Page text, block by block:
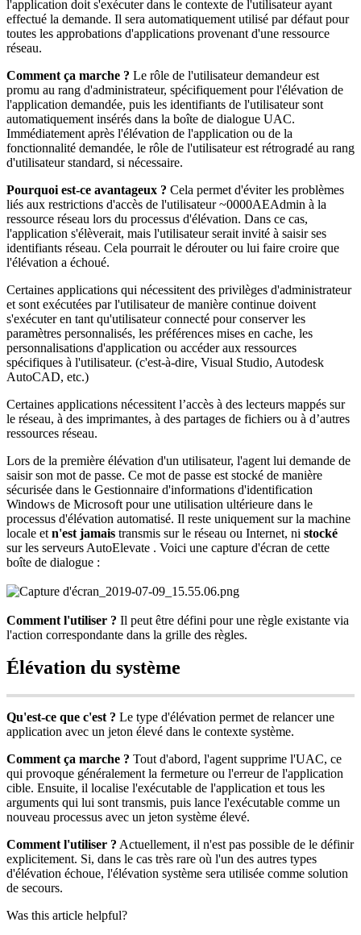
l'application doit s'exécuter dans le contexte de l'utilisateur ayant
effectué la demande. Il sera automatiquement utilisé par défaut pour
toutes les approbations d'applications provenant d'une ressource
réseau.
Comment ça marche ? Le rôle de l'utilisateur demandeur est
promu au rang d'administrateur, spécifiquement pour l'élévation de
l'application demandée, puis les identifiants de l'utilisateur sont
automatiquement insérés dans la boîte de dialogue UAC.
Immédiatement après l'élévation de l'application ou de la
fonctionnalité demandée, le rôle de l'utilisateur est rétrogradé au rang
d'utilisateur standard, si nécessaire.
Pourquoi est-ce avantageux ? Cela permet d'éviter les problèmes
liés aux restrictions d'accès de l'utilisateur ~0000AEAdmin à la
ressource réseau lors du processus d'élévation. Dans ce cas,
l'application s'élèverait, mais l'utilisateur serait invité à saisir ses
identifiants réseau. Cela pourrait le dérouter ou lui faire croire que
l'élévation a échoué.
Certaines applications qui nécessitent des privilèges d'administrateur
et sont exécutées par l'utilisateur de manière continue doivent
s'exécuter en tant qu'utilisateur connecté pour conserver les
paramètres personnalisés, les préférences mises en cache, les
personnalisations d'application ou accéder aux ressources
spécifiques à l'utilisateur. (c'est-à-dire, Visual Studio, Autodesk
AutoCAD, etc.)
Certaines applications nécessitent l’accès à des lecteurs mappés sur
le réseau, à des imprimantes, à des partages de fichiers ou à d’autres
ressources réseau.
Lors de la première élévation d'un utilisateur, l'agent lui demande de
saisir son mot de passe. Ce mot de passe est stocké de manière
sécurisée dans le Gestionnaire d'informations d'identification
Windows de Microsoft pour une utilisation ultérieure dans le
processus d'élévation automatisé. Il reste uniquement sur la machine
locale et n'est jamais transmis sur le réseau ou Internet, ni stocké
sur les serveurs AutoElevate . Voici une capture d'écran de cette
boîte de dialogue :
Comment l'utiliser ? Il peut être défini pour une règle existante via
l'action correspondante dans la grille des règles.
Élévation du système
Qu'est-ce que c'est ? Le type d'élévation permet de relancer une
application avec un jeton élevé dans le contexte système.
Comment ça marche ? Tout d'abord, l'agent supprime l'UAC, ce
qui provoque généralement la fermeture ou l'erreur de l'application
cible. Ensuite, il localise l'exécutable de l'application et tous les
arguments qui lui sont transmis, puis lance l'exécutable comme un
nouveau processus avec un jeton système élevé.
Comment l'utiliser ? Actuellement, il n'est pas possible de le définir
explicitement. Si, dans le cas très rare où l'un des autres types
d'élévation échoue, l'élévation système sera utilisée comme solution
de secours.
Was this article helpful?